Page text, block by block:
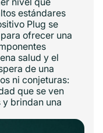
estándares
Plug se
ofrecer una
salud y el
de una
ni conjeturas:
que se ven
y brindan una